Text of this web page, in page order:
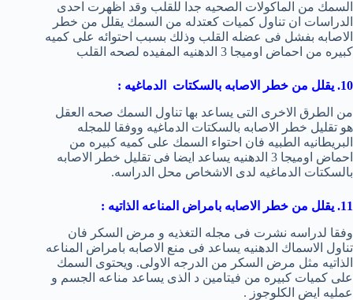
السمك من الماكولات الصحيه جدا للقلب وقد اظهرت احدى
الدراسات ان تناول كميات كعتدله من السمك يقلل من خطر
الاصابه بفشل فى عضله القلب وذلك بسبب احتوائه على كميه
كبيره من احماض اوميجا 3 الدهنيه المفيده لصحه القلب
10. يقلل من خطر الاصابه بالسكتات الدماغيه :
من الطرق الاخرى التى يساعد بها تناول السمك صحه العقل
هو تقليل خطر الاصابه بالسكتات الدماغيه ووفقا للمجله
البريطانيه الطبيه فان احتواء السمك على كميه كبيره من
احماض اوميجا 3 الدهنيه يساعد ايضا فى تقليل خطر الاصابه
بالسكتات الدماغيه لدى الاشخاص محل الدراسه.
11. يقلل من خطر الاصابه بامراض المناعه الذاتيه :
وفقا لدراسه نشرت فى مجله التغذيه و مرض السكر فان
تناول الاسماك الدهنيه يساعد فى منع الاصابه بامراض المناعه
الذاتيه مثل مرض السكر من الدرجه الاولى. ويحتوى السمك
على كميات كبيره من فيتامين د الذى يساعد مناعه الجسم و
عمليه ايض الكلوجوز .